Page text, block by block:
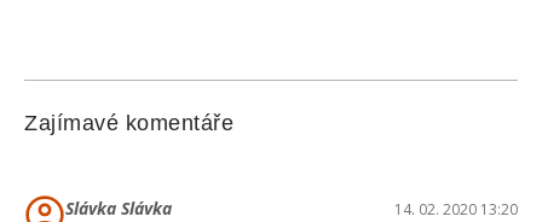
Zajímavé komentáře
Slávka Slávka 14. 02. 2020 13:20